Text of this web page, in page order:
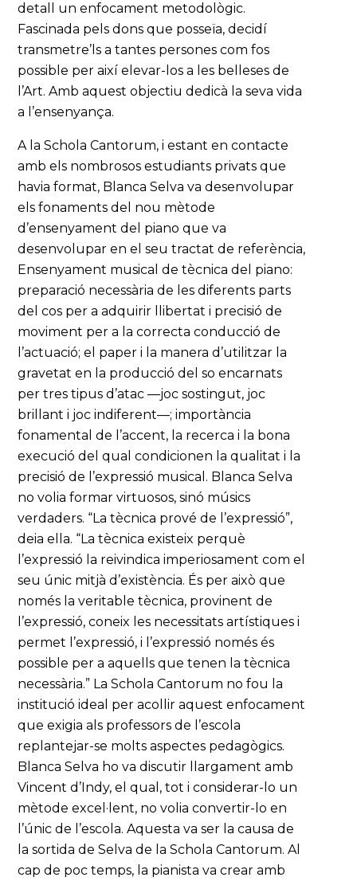
detall un enfocament metodològic.
Fascinada pels dons que posseïa, decidí
transmetre’ls a tantes persones com fos
possible per així elevar-los a les belleses de
l’Art. Amb aquest objectiu dedicà la seva vida
a l’ensenyança.
A la Schola Cantorum, i estant en contacte
amb els nombrosos estudiants privats que
havia format, Blanca Selva va desenvolupar
els fonaments del nou mètode
d’ensenyament del piano que va
desenvolupar en el seu tractat de referència,
Ensenyament musical de tècnica del piano:
preparació necessària de les diferents parts
del cos per a adquirir llibertat i precisió de
moviment per a la correcta conducció de
l’actuació; el paper i la manera d’utilitzar la
gravetat en la producció del so encarnats
per tres tipus d’atac —joc sostingut, joc
brillant i joc indiferent—; importància
fonamental de l’accent, la recerca i la bona
execució del qual condicionen la qualitat i la
precisió de l’expressió musical. Blanca Selva
no volia formar virtuosos, sinó músics
verdaders. “La tècnica prové de l’expressió”,
deia ella. “La tècnica existeix perquè
l’expressió la reivindica imperiosament com el
seu únic mitjà d’existència. És per això que
només la veritable tècnica, provinent de
l’expressió, coneix les necessitats artístiques i
permet l’expressió, i l’expressió només és
possible per a aquells que tenen la tècnica
necessària.” La Schola Cantorum no fou la
institució ideal per acollir aquest enfocament
que exigia als professors de l’escola
replantejar-se molts aspectes pedagògics.
Blanca Selva ho va discutir llargament amb
Vincent d’Indy, el qual, tot i considerar-lo un
mètode excel·lent, no volia convertir-lo en
l’únic de l’escola. Aquesta va ser la causa de
la sortida de Selva de la Schola Cantorum. Al
cap de poc temps, la pianista va crear amb